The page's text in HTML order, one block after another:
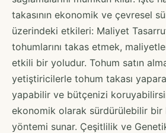
takasının ekonomik ve çevresel
üzerindeki etkileri: Maliyet
tohumlarını takas etmek,
etkili bir yoludur. Tohum satın
yetiştiricilerle tohum takası
yapabilir ve bütçenizi
ekonomik olarak sürdürülebilir
yöntemi sunar. Çeşitlilik ve